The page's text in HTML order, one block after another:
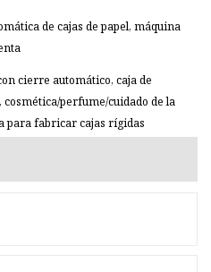
de cajas de papel, máquina
cierre automático, caja de
perfume/cuidado de la
para fabricar cajas rígidas